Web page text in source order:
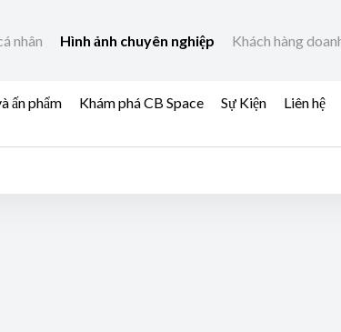
nhân Hình ảnh chuyên nghiệp Khách hàng
ấn phẩm Khám phá CB Space Sự Kiện Liên hệ